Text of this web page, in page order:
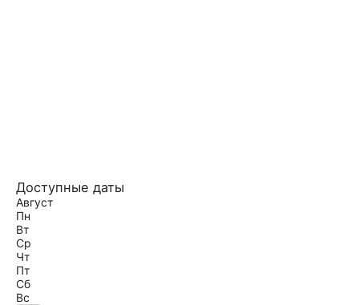
Доступные даты
Август
Пн
Вт
Ср
Чт
Пт
Сб
Вс